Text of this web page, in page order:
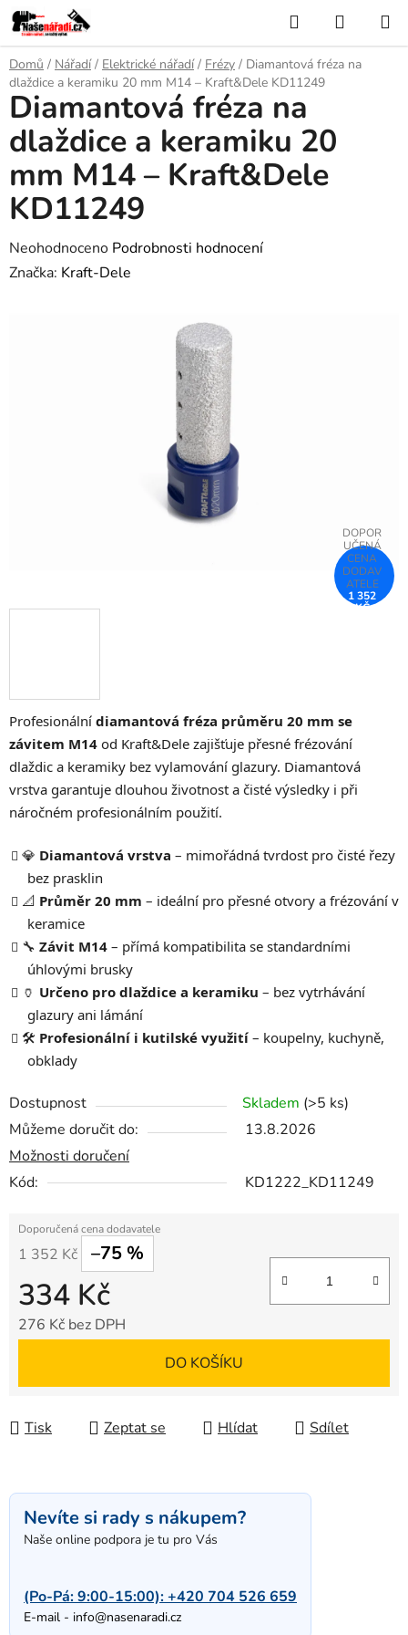
Přejít
na
obsah
Hledat
KOŠÍK
Domů / Nářadí / Elektrické nářadí / Frézy / Diamantová fréza na
dlaždice a keramiku 20 mm M14 – Kraft&Dele KD11249
Profesionální diamantová fréza průměru 20 mm se
závitem M14 od Kraft&Dele zajišťuje přesné frézování
dlaždic a keramiky bez vylamování glazury. Diamantová
vrstva garantuje dlouhou životnost a čisté výsledky i při
náročném profesionálním použití.
💎 Diamantová vrstva – mimořádná tvrdost pro čisté řezy
bez prasklin
📐 Průměr 20 mm – ideální pro přesné otvory a frézování v
keramice
🔧 Závit M14 – přímá kompatibilita se standardními
úhlovými brusky
🏺 Určeno pro dlaždice a keramiku – bez vytrhávání
glazury ani lámání
🛠️ Profesionální i kutilské využití – koupelny, kuchyně,
obklady
Dostupnost Skladem (>5 ks)
Můžeme doručit do:
13.8.2026
Možnosti doručení
Kód:
KD1222_KD11249
1 352 Kč –75 %
334 Kč
276 Kč bez DPH
DO KOŠÍKU
Tisk Zeptat se Hlídat Sdílet
Diamantová fréza na
dlaždice a keramiku 20
mm M14 – Kraft&Dele
KD11249
Průměrné
hodnocení
Neohodnoceno Podrobnosti hodnocení
Značka: Kraft-Dele
1 352
KČ
Nevíte si rady s nákupem?
Naše online podpora je tu pro Vás
(Po-Pá: 9:00-15:00):+420 704 526 659
E-mail - info@nasenaradi.cz